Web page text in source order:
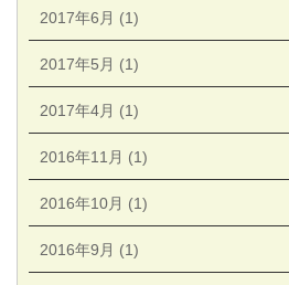
2017年6月 (1)
2017年5月 (1)
2017年4月 (1)
2016年11月 (1)
2016年10月 (1)
2016年9月 (1)